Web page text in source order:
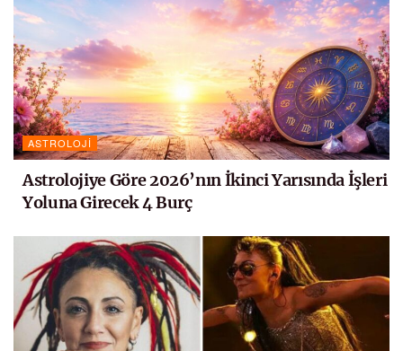
ASTROLOJI
Astrolojiye Göre 2026’nın İkinci Yarısında İşleri
Yoluna Girecek 4 Burç